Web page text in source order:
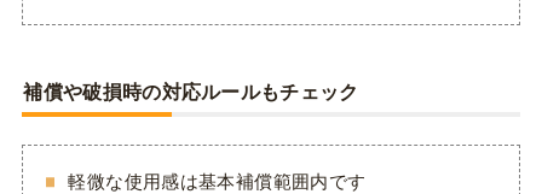
補償や破損時の対応ルールもチェック
軽微な使用感は基本補償範囲内です